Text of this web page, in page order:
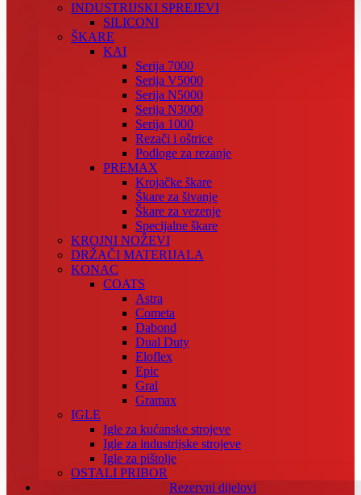
INDUSTRIJSKI SPREJEVI
SILICONI
ŠKARE
KAI
Serija 7000
Serija V5000
Serija N5000
Serija N3000
Serija 1000
Rezači i oštrice
Podloge za rezanje
PREMAX
Krojačke škare
Škare za šivanje
Škare za vezenje
Specijalne škare
KROJNI NOŽEVI
DRŽAČI MATERIJALA
KONAC
COATS
Astra
Cometa
Dabond
Dual Duty
Eloflex
Epic
Gral
Gramax
IGLE
Igle za kućanske strojeve
Igle za industrijske strojeve
Igle za pištolje
OSTALI PRIBOR
Rezervni dijelovi